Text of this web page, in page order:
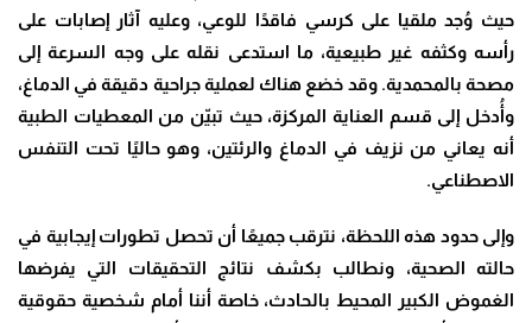
حيث وُجد ملقيا على كرسي فاقدًا للوعي، وعليه آثار إصابات على
رأسه وكثفه غير طبيعية، ما استدعى نقله على وجه السرعة إلى
مصحة بالمحمدية. وقد خضع هناك لعملية جراحية دقيقة في الدماغ،
وأُدخل إلى قسم العناية المركزة، حيث تبيّن من المعطيات الطبية
أنه يعاني من نزيف في الدماغ والرئتين، وهو حاليًا تحت التنفس
الاصطناعي.
وإلى حدود هذه اللحظة، نترقب جميعًا أن تحصل تطورات إيجابية في
حالته الصحية، ونطالب بكشف نتائج التحقيقات التي يفرضها
الغموض الكبير المحيط بالحادث، خاصة أننا أمام شخصية حقوقية